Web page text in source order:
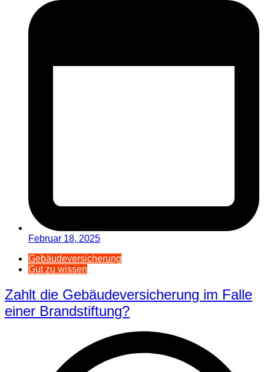
Februar 18, 2025
Gebäudeversicherung
Gut zu wissen
Zahlt die Gebäudeversicherung im Falle
einer Brandstiftung?